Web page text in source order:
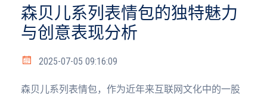
森贝儿系列表情包的独特魅力
与创意表现分析
2025-07-05 09:16:09
森贝儿系列表情包，作为近年来互联网文化中的一股